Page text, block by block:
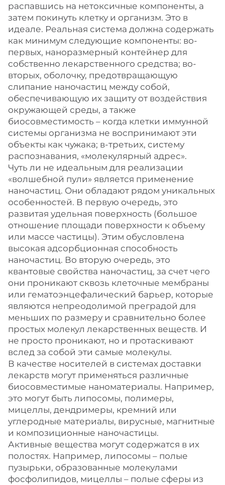
распавшись на нетоксичные компоненты, а
затем покинуть клетку и организм. Это в
идеале. Реальная система должна содержать
как минимум следующие компоненты: во-
первых, наноразмерный контейнер для
собственно лекарственного средства; во-
вторых, оболочку, предотвращающую
слипание наночастиц между собой,
обеспечивающую их защиту от воздействия
окружающей среды, а также
биосовместимость – когда клетки иммунной
системы организма не воспринимают эти
объекты как чужака; в-третьих, систему
распознавания, «молекулярный адрес».
Чуть ли не идеальным для реализации
«волшебной пули» является применение
наночастиц. Они обладают рядом уникальных
особенностей. В первую очередь, это
развитая удельная поверхность (большое
отношение площади поверхности к объему
или массе частицы). Этим обусловлена
высокая адсорбционная способность
наночастиц. Во вторую очередь, это
квантовые свойства наночастиц, за счет чего
они проникают сквозь клеточные мембраны
или гематоэнцефалический барьер, которые
являются непреодолимой преградой для
меньших по размеру и сравнительно более
простых молекул лекарственных веществ. И
не просто проникают, но и протаскивают
вслед за собой эти самые молекулы.
В качестве носителей в системах доставки
лекарств могут применяться различные
биосовместимые наноматериалы. Например,
это могут быть липосомы, полимеры,
мицеллы, дендримеры, кремний или
углеродные материалы, вирусные, магнитные
и композиционные наночастицы.
Активные вещества могут содержатся в их
полостях. Например, липосомы – полые
пузырьки, образованные молекулами
фосфолипидов, мицеллы – полые сферы из